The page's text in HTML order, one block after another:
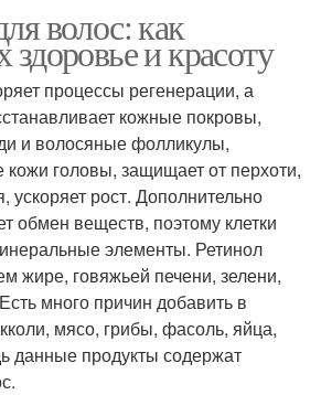
волос: как
и красоту
процессы регенерации, а
кожные покровы,
и волосяные фолликулы,
кожи головы, защищает от перхоти,
ускоряет рост. Дополнительно
обмен веществ, поэтому клетки
элементы. Ретинол
жире, говяжьей печени, зелени,
много причин добавить в
мясо, грибы, фасоль, яйца,
данные продукты содержат